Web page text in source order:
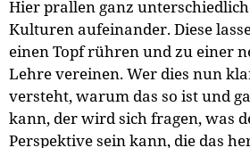
Hier prallen ganz
Kulturen aufeinander. Diese
einen Topf rühren und zu einer
Lehre vereinen. Wer dies nun
versteht, warum das so ist und
kann, der wird sich fragen, was
Perspektive sein kann, die das